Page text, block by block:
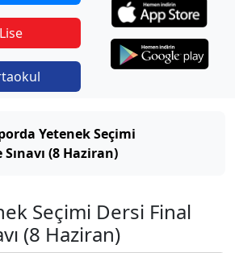
Yetenek Seçimi
(8 Haziran)
Seçimi Dersi Final
(8 Haziran)